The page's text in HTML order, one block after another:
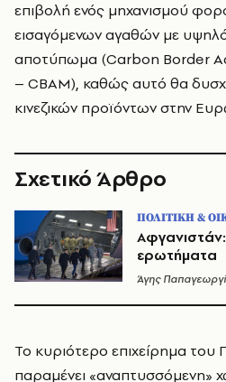
επιβολή ενός μηχανισμού
εισαγόμενων αγαθών με
αποτύπωμα (Carbon Border
– CBAM), καθώς αυτό θα
κινεζικών προϊόντων στην
Σχετικό Άρθρο
ΠΟΛΙΤΙΚΗ &
ερωτήματα
Άγης
Το κυριότερο επιχείρημα του
παραμένει «αναπτυσσόμενη»